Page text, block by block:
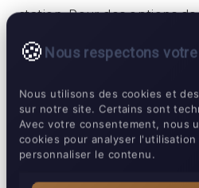
station. Pour des options
route juste à l’extérieur de
balnéaire Thermas de
Nous respectons
Nous utilisons des cookies et
sur notre site. Certains sont
Avec votre consentement, nous
cookies pour analyser
personnaliser le contenu.